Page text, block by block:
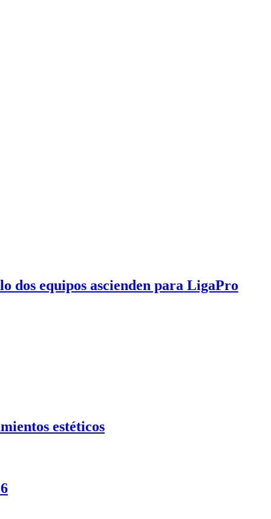
dos equipos ascienden para LigaPro
estéticos